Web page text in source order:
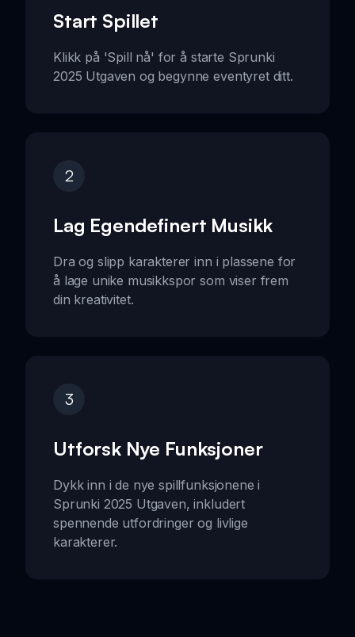
Start Spillet
Klikk på 'Spill nå' for å starte Sprunki
2025 Utgaven og begynne eventyret ditt.
2
Lag Egendefinert Musikk
Dra og slipp karakterer inn i plassene for
å lage unike musikkspor som viser frem
din kreativitet.
3
Utforsk Nye Funksjoner
Dykk inn i de nye spillfunksjonene i
Sprunki 2025 Utgaven, inkludert
spennende utfordringer og livlige
karakterer.